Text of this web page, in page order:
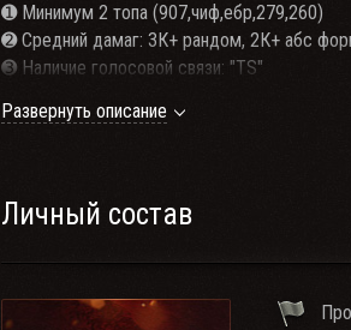
➊ Минимум 2 топа (907,чиф,ебр,279,260)
➋ Средний дамаг: 3К+ рандом, 2К+ абс
➌ Наличие голосовой связи: "TS"
_________________________________________________
Наша Родина переживает тяжелые дни. Мы
значит обеспечить за нами победу.
тылу работают теперь прекрасно и наш
Развернуть описание
Личный состав